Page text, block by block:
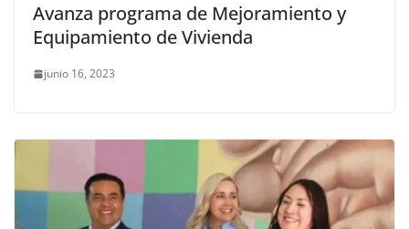
Avanza programa de Mejoramiento y
Equipamiento de Vivienda
junio 16, 2023